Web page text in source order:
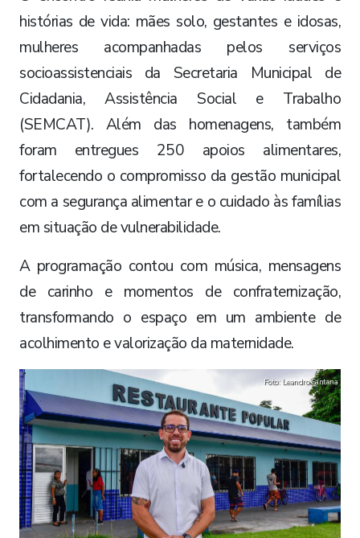
histórias de vida: mães solo, gestantes e idosas,
mulheres acompanhadas pelos serviços
socioassistenciais da Secretaria Municipal de
Cidadania, Assistência Social e Trabalho
(SEMCAT). Além das homenagens, também
foram entregues 250 apoios alimentares,
fortalecendo o compromisso da gestão municipal
com a segurança alimentar e o cuidado às famílias
em situação de vulnerabilidade.
A programação contou com música, mensagens
de carinho e momentos de confraternização,
transformando o espaço em um ambiente de
acolhimento e valorização da maternidade.
Foto: Leandro Santana